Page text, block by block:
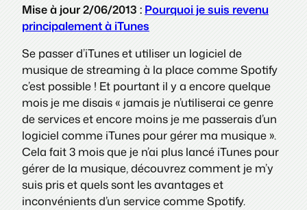
Mise à jour 2/06/2013 : Pourquoi je suis revenu
principalement à iTunes
Se passer d’iTunes et utiliser un logiciel de
musique de streaming à la place comme Spotify
c’est possible ! Et pourtant il y a encore quelque
mois je me disais « jamais je n’utiliserai ce genre
de services et encore moins je me passerais d’un
logiciel comme iTunes pour gérer ma musique ».
Cela fait 3 mois que je n’ai plus lancé iTunes pour
gérer de la musique, découvrez comment je m’y
suis pris et quels sont les avantages et
inconvénients d’un service comme Spotify.